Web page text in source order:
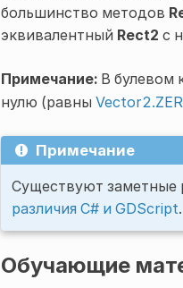
большинство методов
эквивалентный Rect2 с
Примечание:В булевом
нулю (равны
Примечание
Существуют заметные
различия C# и GDScript.
Обучающие